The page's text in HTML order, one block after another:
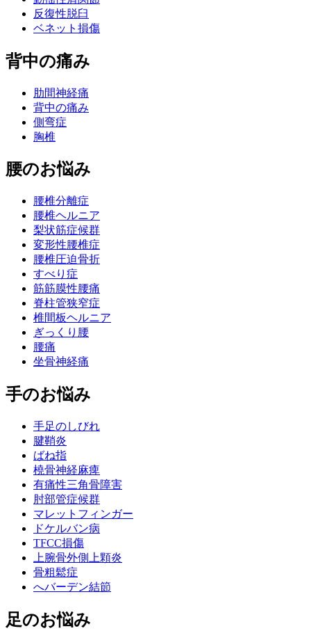
反復性脱臼
ベネット損傷
背中の痛み
肋間神経痛
背中の痛み
側弯症
胸椎
腰のお悩み
腰椎分離症
腰椎ヘルニア
梨状筋症候群
変形性腰椎症
腰椎圧迫骨折
すべり症
筋筋膜性腰痛
脊柱管狭窄症
椎間板ヘルニア
ぎっくり腰
腰痛
坐骨神経痛
手のお悩み
手足のしびれ
腱鞘炎
ばね指
橈骨神経麻痺
有痛性三角骨障害
肘部管症候群
マレットフィンガー
ドケルバン病
TFCC損傷
上腕骨外側上顆炎
骨粗鬆症
へバーデン結節
足のお悩み